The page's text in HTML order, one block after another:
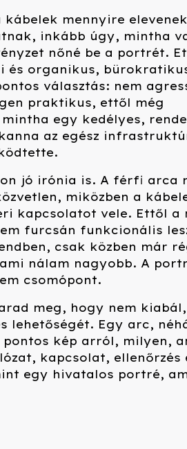
mennyire
inkább úgy, mintha
nőné be a portrét.
és organikus,
választás: nem
praktikus, ettől még
egy kedélyes,
az egész
jó irónia is. A férfi arca
miközben a
kapcsolatot vele. Ettől a
furcsán funkcionális
csak közben már
nálam nagyobb. A
csomópont.
meg, hogy nem
lehetőségét. Egy arc,
pontos kép arról, milyen,
kapcsolat, ellenőrzés
egy hivatalos portré,